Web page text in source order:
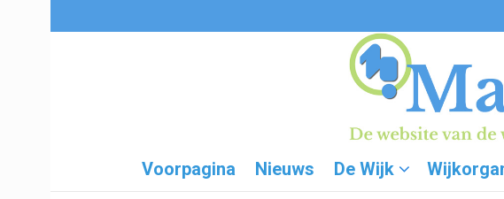
Voorpagina Nieuws De Wijk